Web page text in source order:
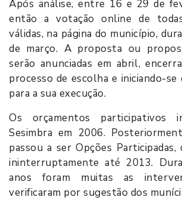
Após análise, entre 16 e 29 de
então a votação online de
válidas, na página do município,
de março. A proposta ou
serão anunciadas em abril,
processo de escolha e iniciando-
para a sua execução.
Os orçamentos participativos
Sesimbra em 2006.
passou a ser Opções Participadas,
ininterruptamente até 2013.
anos foram muitas as
verificaram por sugestão dos